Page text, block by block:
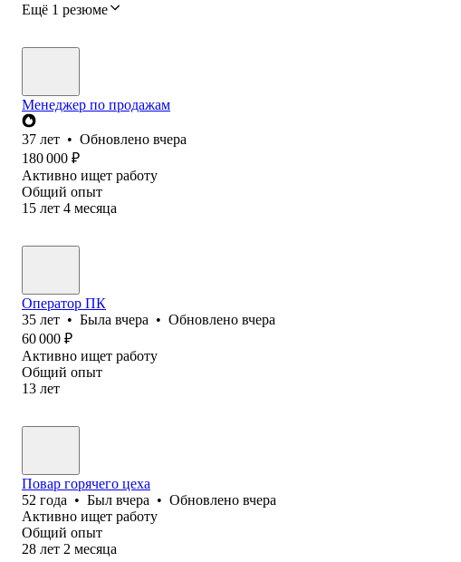
Ещё 1 резюме
Менеджер по продажам
37 лет • Обновлено вчера
180 000 ₽
Активно ищет работу
Общий опыт
15 лет 4 месяца
Оператор ПК
35 лет • Была вчера • Обновлено вчера
60 000 ₽
Активно ищет работу
Общий опыт
13 лет
Повар горячего цеха
52 года • Был вчера • Обновлено вчера
Активно ищет работу
Общий опыт
28 лет 2 месяца